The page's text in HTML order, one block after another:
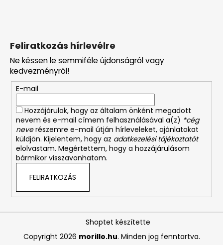
Feliratkozás hírlevélre
Ne késsen le semmiféle újdonságról vagy
kedvezményről!
E-mail
Hozzájárulok, hogy az általam önként megadott
nevem és e-mail címem felhasználásával a(z) *cég
neverészemre e-mail útján hírleveleket, ajánlatokat
küldjön. Kijelentem, hogy az adatkezelési tájékoztatót
elolvastam. Megértettem, hogy a hozzájárulásom
bármikor visszavonhatom.
FELIRATKOZÁS
Shoptet készítette
Copyright 2026 morillo.hu. Minden jog fenntartva.